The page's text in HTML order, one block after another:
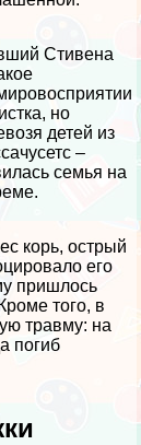
Стивена
но
детей из
–
семья на
корь, острый
его
пришлось
того, в
травму: на
погиб